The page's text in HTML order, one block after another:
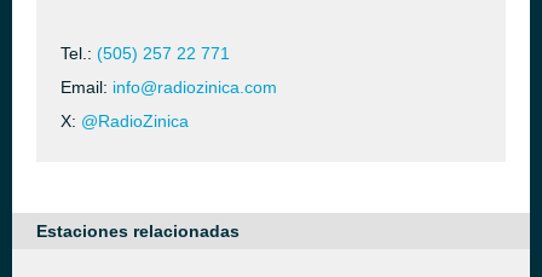
Tel.: (505) 257 22 771
Email: info@radiozinica.com
X: @RadioZinica
Estaciones relacionadas